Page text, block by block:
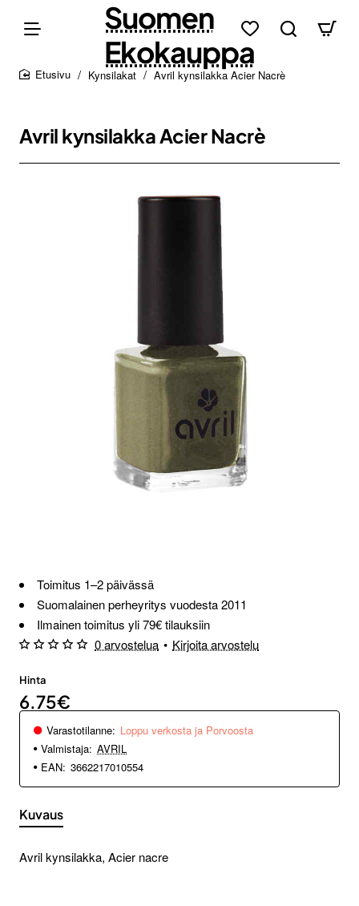
Suomen
Ekokauppa
Kynsilakat Avril kynsilakka Acier Nacrè
Avril kynsilakka Acier Nacrè
Toimitus 1–2 päivässä
Suomalainen perheyritys vuodesta 2011
Ilmainen toimitus yli 79€ tilauksiin
0 arvostelua • Kirjoita arvostelu
Hinta
6.75€
Varastotilanne: Loppu verkosta ja Porvoosta
Valmistaja: AVRIL
EAN: 3662217010554
Kuvaus
Avril kynsilakka, Acier nacre